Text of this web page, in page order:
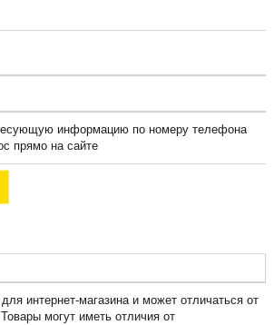
информацию по номеру телефона
прямо на сайте
интернет-магазина и может отличаться от
могут иметь отличия от